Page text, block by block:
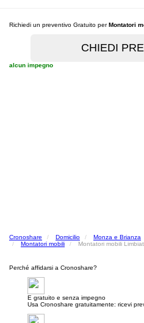
Richiedi un preventivo Gratuito perMontatori
alcun impegno
Cronoshare Domicilio Monza e Brianza
Montatori mobili
Montatori mobili
Perché affidarsi a Cronoshare?
E gratuito e senza impegno
Usa Cronoshare gratuitamente: ricevi